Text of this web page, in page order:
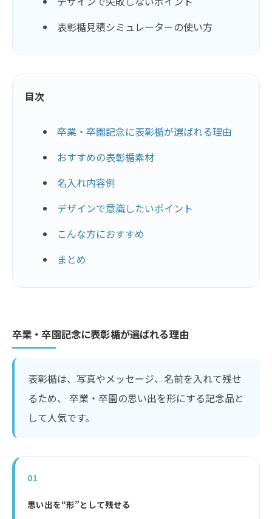
表彰楯見積シミュレーターの使い方
目次
卒業・卒園記念に表彰楯が選ばれる理由
おすすめの表彰楯素材
名入れ内容例
デザインで意識したいポイント
こんな方におすすめ
まとめ
卒業・卒園記念に表彰楯が選ばれる理由
表彰楯は、写真やメッセージ、名前を入れて残せ
るため、 卒業・卒園の思い出を形にする記念品と
して人気です。
01
思い出を“形”として残せる